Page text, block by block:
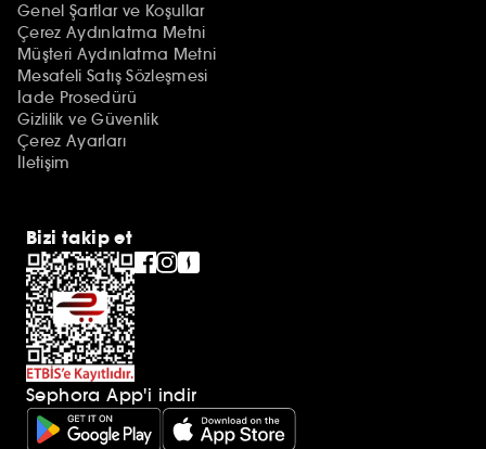
Genel Şartlar ve Koşullar
Çerez Aydınlatma Metni
Müşteri Aydınlatma Metni
Mesafeli Satış Sözleşmesi
İade Prosedürü
Gizlilik ve Güvenlik
Çerez Ayarları
İletişim
Bizi takip et
Sephora App'i indir